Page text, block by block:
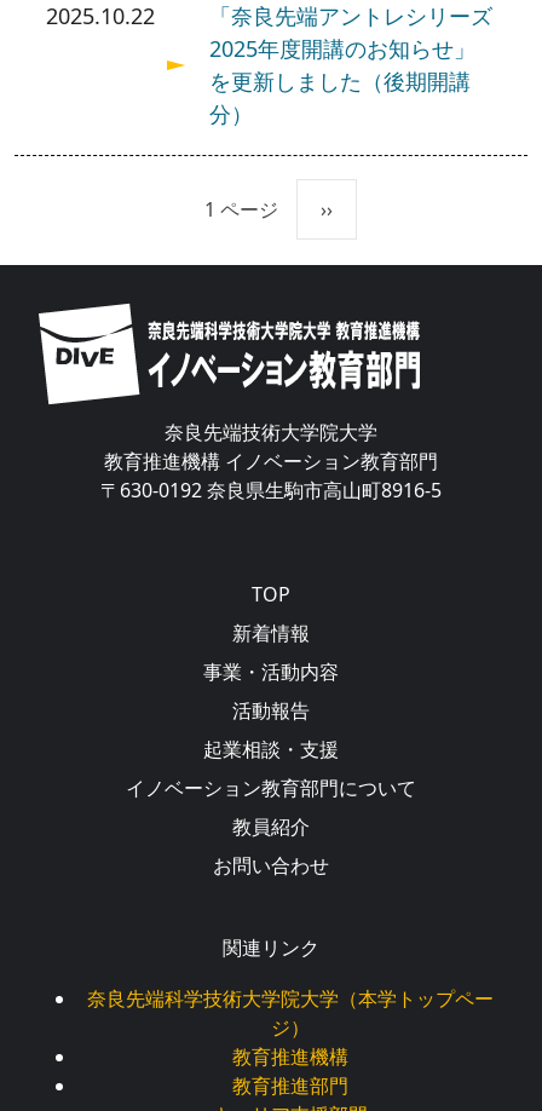
2025.10.22
「奈良先端アントレシリーズ
2025年度開講のお知らせ」
を更新しました（後期開講
分）
1 ページ 次ページ
››
Image
奈良先端技術大学院大学
教育推進機構 イノベーション教育部門
〒630-0192 奈良県生駒市高山町8916-5
TOP
新着情報
事業・活動内容
活動報告
起業相談・支援
イノベーション教育部門について
教員紹介
お問い合わせ
関連リンク
奈良先端科学技術大学院大学（本学トップペー
ジ）
教育推進機構
教育推進部門